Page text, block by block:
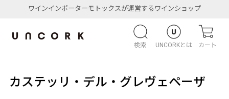
ワインインポーターモトックスが運営するワインショップ
検索 UNCORKとは カート
カステッリ・デル・グレヴェペーザ